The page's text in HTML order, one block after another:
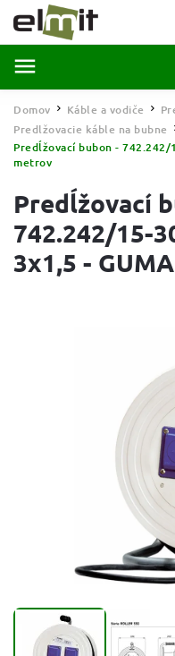
Domov / Káble a vodiče /
Predlžovacie káble na bubne /
Predĺžovací bubon - 742.242/
metrov
Predĺžovací
742.242/15-
3x1,5 -